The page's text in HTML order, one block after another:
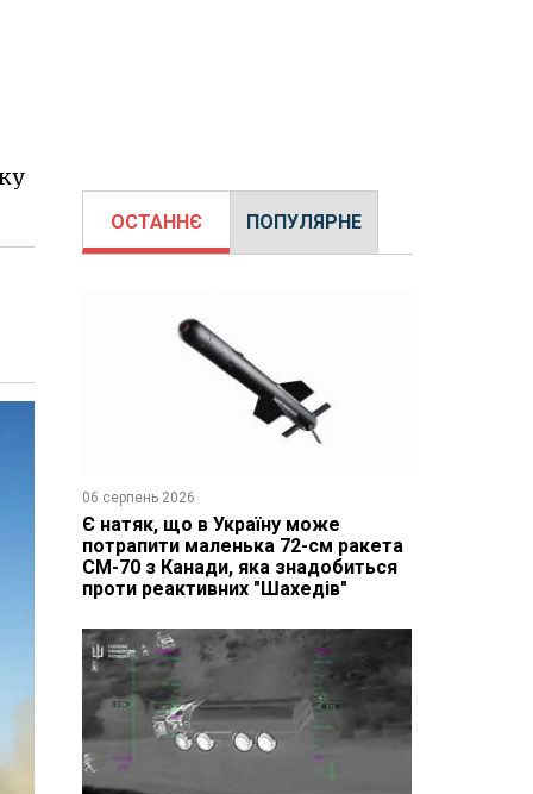
ОСТАННЄ ПОПУЛЯРНЕ
06 серпень 2026
Є натяк, що в Україну може
потрапити маленька 72-см ракета
CM-70 з Канади, яка знадобиться
проти реактивних "Шахедів"